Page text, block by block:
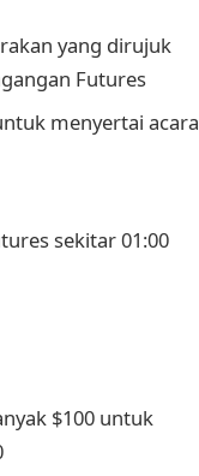
yang dirujuk
Futures
menyertai acara
sekitar 01:00
$100 untuk